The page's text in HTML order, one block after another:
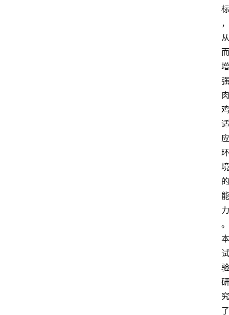
标
，
从
而
增
强
肉
鸡
适
应
环
境
的
能
力
。
本
试
验
研
究
了